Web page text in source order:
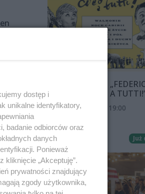
po tym
w
PRZEGLĄD
FELLINI: CIAO A
8 sierpnia 2026, 19:00
Kino Pionier
Już
dostęp i
unikalne identyfikatory,
badanie odbiorców oraz
danych
Ponieważ
„Akceptuję”.
prywatności znajdujący
zgody użytkownika,